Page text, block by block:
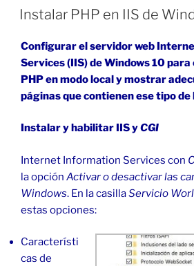
EL
Instalar PHP en IIS de
Configurar el servidor web
Services (IIS) de Windows 10
PHP en modo local y mostrar
páginas que contienen ese tipo de
Instalar y habilitar IIS yCGI
Internet Information Services con
la opción Activar o desactivar las
Windows. En la casillaServicio
estas opciones:
Característi
cas de